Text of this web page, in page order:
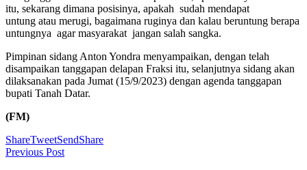
itu, sekarang dimana posisinya, apakah sudah mendapat
untung atau merugi, bagaimana ruginya dan kalau beruntung berapa
untungnya agar masyarakat jangan salah sangka.
Pimpinan sidang Anton Yondra menyampaikan, dengan telah
disampaikan tanggapan delapan Fraksi itu, selanjutnya sidang akan
dilaksanakan pada Jumat (15/9/2023) dengan agenda tanggapan
bupati Tanah Datar.
(FM)
ShareTweetSendShare
Previous Post